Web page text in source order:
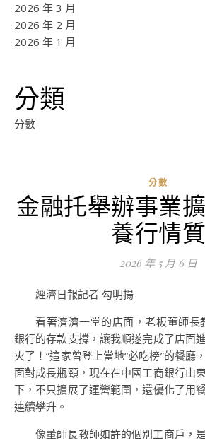
2026 年 3 月
2026 年 2 月
2026 年 1 月
分類
分數
分數
金融托舉辦事業
養行情質
2026 年 5 月 6 日
經濟日報記者 勾明揚
看著濟濟一堂的店面，老板董師長
銀行的存款支撐，讓我順遂完成了店面
火了！”這家曾登上當地“必吃榜”的餐廳
面對成長瓶頸，現在在中國工商銀行山
下，不只擴展了運營範圍，還優化了用
連續攀升。
像董師長教師如許的個別工商戶，